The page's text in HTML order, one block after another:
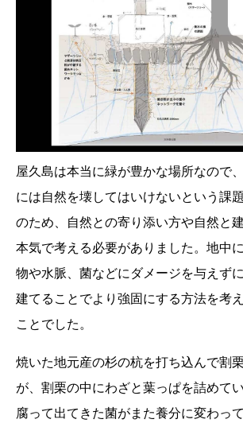
屋久島は本当に緑が豊かな場所なので
には自然を壊してはいけないという課
のため、自然との寄り添い方や自然と
本気で考える必要がありました。地中
物や水脈、菌などにダメージを与えず
建てることでより強固にする方法を考
ことでした。
焼いた地元産の杉の杭を打ち込んで割
が、割栗の中にわざと葉っぱを詰めて
腐って出てきた菌がまた養分に変わっ